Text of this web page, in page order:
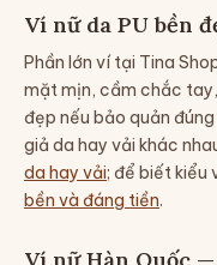
Ví nữ da PU bền
Phần lớn ví tại Tina
mặt mịn, cầm chắc
đẹp nếu bảo quản
giả da hay vải khác
da hay vải; để biết kiểu
bền và đáng tiền.